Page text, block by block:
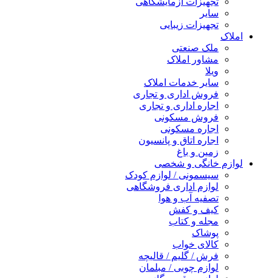
سایر
تجهیزات زیبایی
املاک
ملک صنعتی
مشاور املاک
ویلا
سایر خدمات املاک
فروش اداری و تجاری
اجاره اداری و تجاری
فروش مسکونی
اجاره مسکونی
اجاره اتاق و پانسیون
زمین و باغ
لوازم خانگی و شخصی
سیسمونی / لوازم کودک
لوازم اداری فروشگاهی
تصفیه آب و هوا
کیف و کفش
مجله و کتاب
پوشاک
کالای خواب
فرش / گلیم / قالیچه
لوازم چوبی / مبلمان